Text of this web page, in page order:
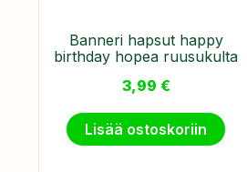
Banneri hapsut happy
birthday hopea ruusukulta
3,99 €
Lisää ostoskoriin